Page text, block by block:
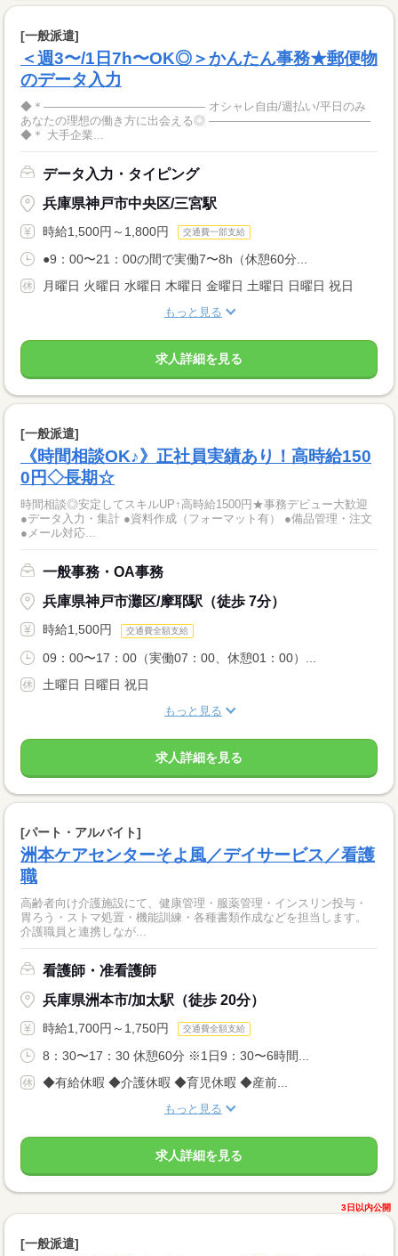
[一般派遣]
＜週3〜/1日7h〜OK◎＞かんたん事務★郵便物
のデータ入力
◆＊―――――――――――――― オシャレ自由/週払い/平日のみ
あなたの理想の働き方に出会える◎ ――――――――――――――
◆＊ 大手企業...
データ入力・タイピング
兵庫県神戸市中央区/三宮駅
時給1,500円～1,800円 交通費一部支給
●9：00〜21：00の間で実働7〜8h（休憩60分...
月曜日 火曜日 水曜日 木曜日 金曜日 土曜日 日曜日 祝日
もっと見る
求人詳細を見る
[一般派遣]
《時間相談OK♪》正社員実績あり！高時給150
0円◇長期☆
時間相談◎安定してスキルUP↑高時給1500円★事務デビュー大歓迎
●データ入力・集計 ●資料作成（フォーマット有） ●備品管理・注文
●メール対応...
一般事務・OA事務
兵庫県神戸市灘区/摩耶駅（徒歩 7分）
時給1,500円 交通費全額支給
09：00〜17：00（実働07：00、休憩01：00）...
土曜日 日曜日 祝日
もっと見る
求人詳細を見る
[パート・アルバイト]
洲本ケアセンターそよ風／デイサービス／看護
職
高齢者向け介護施設にて、健康管理・服薬管理・インスリン投与・
胃ろう・ストマ処置・機能訓練・各種書類作成などを担当します。
介護職員と連携しなが...
看護師・准看護師
兵庫県洲本市/加太駅（徒歩 20分）
時給1,700円～1,750円 交通費全額支給
8：30〜17：30 休憩60分 ※1日9：30〜6時間...
◆有給休暇 ◆介護休暇 ◆育児休暇 ◆産前...
もっと見る
求人詳細を見る
3日以内公開
[一般派遣]